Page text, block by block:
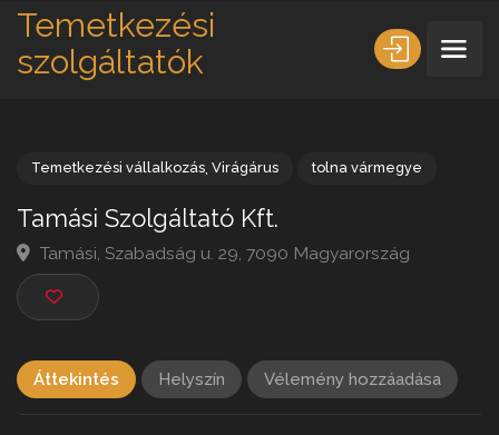
Temetkezési
szolgáltatók
Tamási Szolgáltató Kft.
Tamási, Szabadság u. 29, 7090 Magyarország
Áttekintés Helyszín Vélemény hozzáadása